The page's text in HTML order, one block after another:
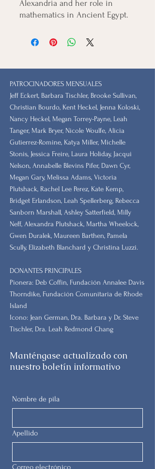
Alexandria and her role in
mathematics in Ancient Egypt.
PATROCINADORES MENSUALES
Jeff Eckert, Barbara Tischler, Brooke Sullivan,
Christian Bourdo, Kent Heckel, Jenna Koloski,
Nancy Heckel, Megan Torrey-Payne, Leah
Tanger, Mark Bryer, Nicole Woulfe, Alicia
Gutierrez-Romine, Katya Miller, Michelle
Stonis, Jessica Freire, Laura Holiday, Jacqui
Nelson, Annabelle Blevins Pifer, Dawn Cyr,
Megan Gary, Melissa Adams, Victoria
Plutshack, Rachel Lee Perez, Kate Kemp,
Bridget Erlandson, Leah Spellerberg, Rebecca
Sanborn Marshall, Ashley Satterfield, Milly
Neff, Alexandra Plutshack, Martha Wheelock,
Gwen Duralek, Maureen Barthen, Pamela
Scully, Elizabeth Blanchard y Christina Luzzi.
DONANTES PRINCIPALES
Pionera: Deb Coffin, Fundación Annalee Davis
Thorndike, Fundación Comunitaria de Rhode
Island
Icono: Jean German, Dra. Barbara y Dr. Steve
Tischler, Dra. Leah Redmond Chang
Manténgase actualizado con
nuestro boletín informativo
Nombre de pila
Apellido
Correo electrónico